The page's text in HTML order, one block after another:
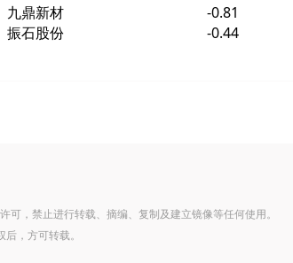
九鼎新材 -0.81
振石股份 -0.44
，禁止进行转载、摘编、复制及建立镜像等任何使用。
，方可转载。